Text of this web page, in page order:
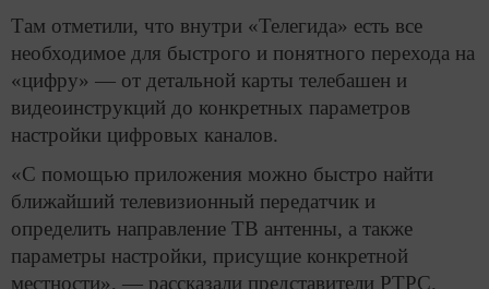
Там отметили, что внутри «Телегида» есть все
необходимое для быстрого и понятного перехода на
«цифру» — от детальной карты телебашен и
видеоинструкций до конкретных параметров
настройки цифровых каналов.
«С помощью приложения можно быстро найти
ближайший телевизионный передатчик и
определить направление ТВ антенны, а также
параметры настройки, присущие конкретной
местности», — рассказали представители РТРС.